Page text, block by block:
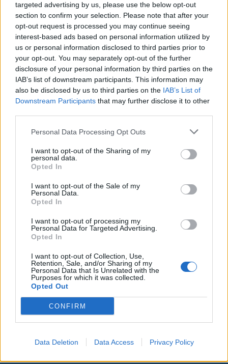
targeted advertising by us, please use the below opt-out
section to confirm your selection. Please note that after your
opt-out request is processed you may continue seeing
interest-based ads based on personal information utilized by
us or personal information disclosed to third parties prior to
your opt-out. You may separately opt-out of the further
disclosure of your personal information by third parties on the
IAB’s list of downstream participants. This information may
also be disclosed by us to third parties on the IAB’s List of
Downstream Participants that may further disclose it to other
Personal Data Processing Opt Outs
I want to opt-out of the Sharing of my
personal data.
Opted In
I want to opt-out of the Sale of my
Personal Data.
Opted In
I want to opt-out of processing my
Personal Data for Targeted Advertising.
Opted In
I want to opt-out of Collection, Use,
Retention, Sale, and/or Sharing of my
Personal Data that Is Unrelated with the
Purposes for which it was collected.
Opted Out
CONFIRM
Data Deletion Data Access Privacy Policy
in ospedale. Le dichiarazioni ai giornalisti